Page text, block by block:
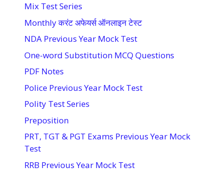
Mix Test Series
Monthly करंट अफेयर्स ऑनलाइन टेस्ट
NDA Previous Year Mock Test
One-word Substitution MCQ Questions
PDF Notes
Police Previous Year Mock Test
Polity Test Series
Preposition
PRT, TGT & PGT Exams Previous Year Mock
Test
RRB Previous Year Mock Test